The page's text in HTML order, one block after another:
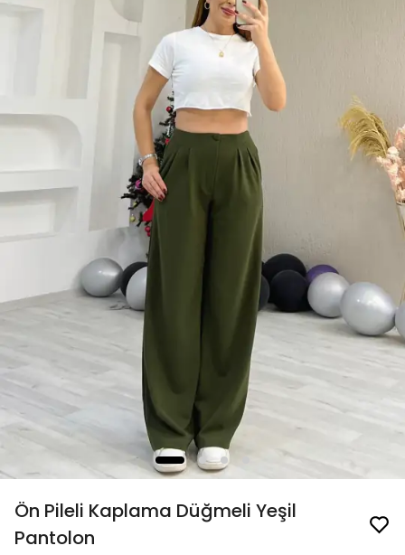
Ön Pileli Kaplama Düğmeli Yeşil
Pantolon